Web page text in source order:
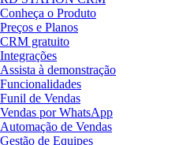
Conheça o Produto
Preços e Planos
CRM gratuito
Integrações
Assista à demonstração
Funcionalidades
Funil de Vendas
Vendas por WhatsApp
Automação de Vendas
Gestão de Equipes